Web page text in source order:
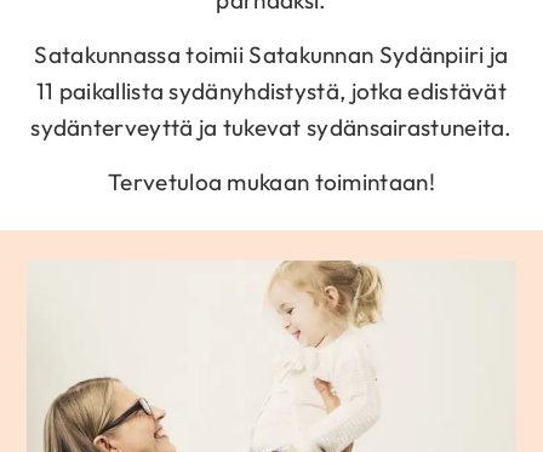
Satakunnassa toimii Satakunnan Sydänpiiri ja
11 paikallista sydänyhdistystä, jotka edistävät
sydänterveyttä ja tukevat sydänsairastuneita.
Tervetuloa mukaan toimintaan!